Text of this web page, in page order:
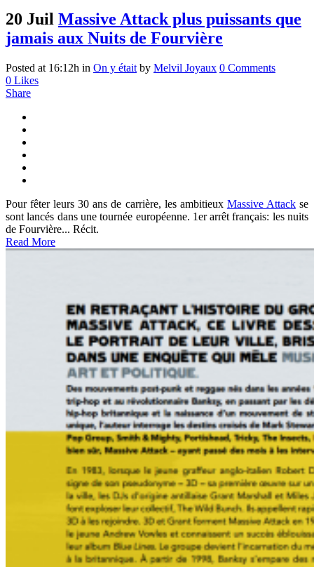
20 Juil Massive Attack plus puissants que
jamais aux Nuits de Fourvière
Posted at 16:12h in On y était by Melvil Joyaux 0 Comments
0 Likes
Share
Pour fêter leurs 30 ans de carrière, les ambitieux Massive Attackse
sont lancés dans une tournée européenne. 1er arrêt français: les nuits
de Fourvière... Récit.
Read More